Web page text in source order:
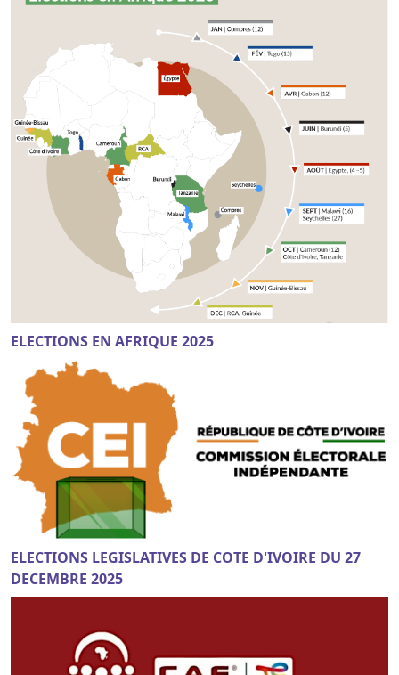
ELECTIONS EN AFRIQUE 2025
ELECTIONS LEGISLATIVES DE COTE D'IVOIRE DU 27
DECEMBRE 2025